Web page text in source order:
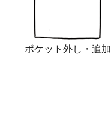
ポケット外し・追加